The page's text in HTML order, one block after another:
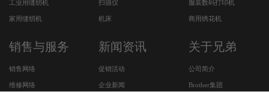
工业用缝纫机 扫描仪 服装数码打印机
家用缝纫机 机床 商用绣花机
销售与服务
销售网络
维修网络
新闻资讯
促销活动
企业新闻
关于兄弟
公司简介
Brother集团